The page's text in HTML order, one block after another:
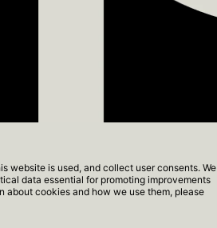
Modelo
website is used, and collect user consents. We
data essential for promoting improvements
about cookies and how we use them, please